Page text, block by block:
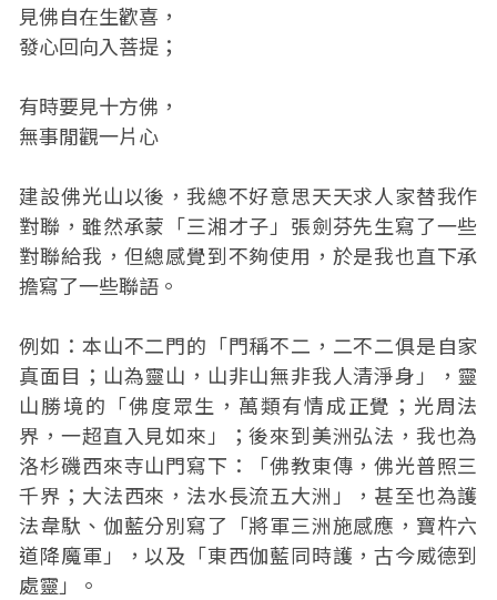
見佛自在生歡喜，
發心回向入菩提；
有時要見十方佛，
無事閒觀一片心
建設佛光山以後，我總不好意思天天求人家替我作
對聯，雖然承蒙「三湘才子」張劍芬先生寫了一些
對聯給我，但總感覺到不夠使用，於是我也直下承
擔寫了一些聯語。
例如：本山不二門的「門稱不二，二不二俱是自家
真面目；山為靈山，山非山無非我人清淨身」，靈
山勝境的「佛度眾生，萬類有情成正覺；光周法
界，一超直入見如來」；後來到美洲弘法，我也為
洛杉磯西來寺山門寫下：「佛教東傳，佛光普照三
千界；大法西來，法水長流五大洲」，甚至也為護
法韋馱、伽藍分別寫了「將軍三洲施感應，寶杵六
道降魔軍」，以及「東西伽藍同時護，古今威德到
處靈」。